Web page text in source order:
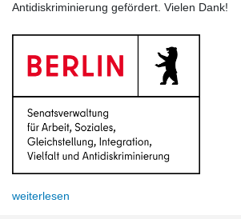
Antidiskriminierung gefördert. Vielen Dank!
weiterlesen